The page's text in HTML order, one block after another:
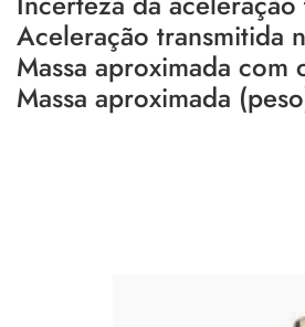
Aceleração transmitida
Massa aproximada
Massa aproximada